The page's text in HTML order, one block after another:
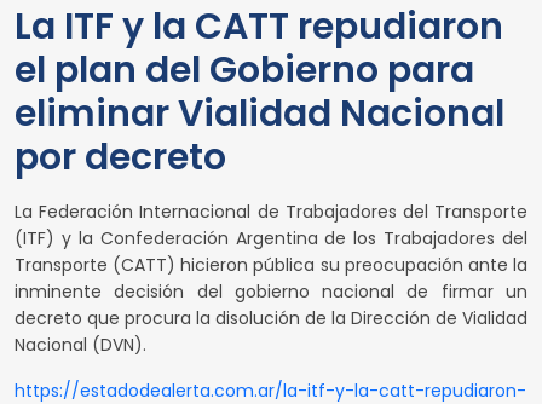
La ITF y la CATT repudiaron
el plan del Gobierno para
eliminar Vialidad Nacional
por decreto
La Federación Internacional de Trabajadores del Transporte
(ITF) y la Confederación Argentina de los Trabajadores del
Transporte (CATT) hicieron pública su preocupación ante la
inminente decisión del gobierno nacional de firmar un
decreto que procura la disolución de la Dirección de Vialidad
Nacional (DVN).
https://estadodealerta.com.ar/la-itf-y-la-catt-repudiaron-